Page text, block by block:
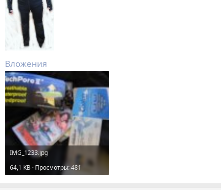
Вложения
IMG_1233.jpg
64,1 KB · Просмотры: 481